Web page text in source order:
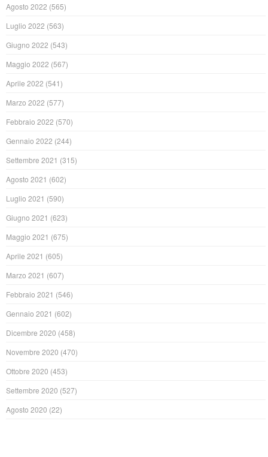
Agosto 2022 (565)
Luglio 2022 (563)
Giugno 2022 (543)
Maggio 2022 (567)
Aprile 2022 (541)
Marzo 2022 (577)
Febbraio 2022 (570)
Gennaio 2022 (244)
Settembre 2021 (315)
Agosto 2021 (602)
Luglio 2021 (590)
Giugno 2021 (623)
Maggio 2021 (675)
Aprile 2021 (605)
Marzo 2021 (607)
Febbraio 2021 (546)
Gennaio 2021 (602)
Dicembre 2020 (458)
Novembre 2020 (470)
Ottobre 2020 (453)
Settembre 2020 (527)
Agosto 2020 (22)